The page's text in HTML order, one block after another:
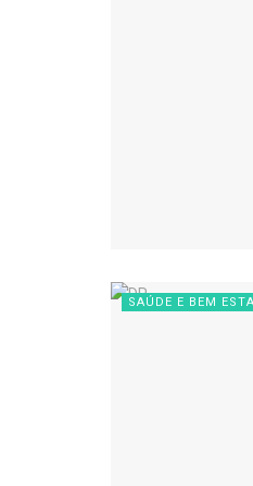
SAÚDE E BEM